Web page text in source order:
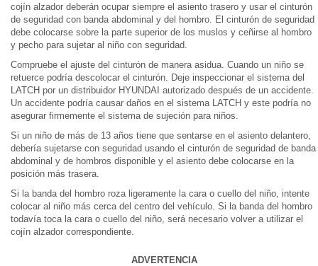
cojín alzador deberán ocupar siempre el asiento trasero y usar el cinturón
de seguridad con banda abdominal y del hombro. El cinturón de seguridad
debe colocarse sobre la parte superior de los muslos y ceñirse al hombro
y pecho para sujetar al niño con seguridad.
Compruebe el ajuste del cinturón de manera asidua. Cuando un niño se
retuerce podría descolocar el cinturón. Deje inspeccionar el sistema del
LATCH por un distribuidor HYUNDAI autorizado después de un accidente.
Un accidente podría causar daños en el sistema LATCH y este podría no
asegurar firmemente el sistema de sujeción para niños.
Si un niño de más de 13 años tiene que sentarse en el asiento delantero,
debería sujetarse con seguridad usando el cinturón de seguridad de banda
abdominal y de hombros disponible y el asiento debe colocarse en la
posición más trasera.
Si la banda del hombro roza ligeramente la cara o cuello del niño, intente
colocar al niño más cerca del centro del vehículo. Si la banda del hombro
todavía toca la cara o cuello del niño, será necesario volver a utilizar el
cojín alzador correspondiente.
ADVERTENCIA